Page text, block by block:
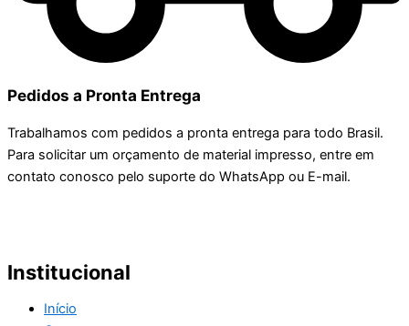
Pedidos a Pronta Entrega
Trabalhamos com pedidos a pronta entrega para todo Brasil.
Para solicitar um orçamento de material impresso, entre em
contato conosco pelo suporte do WhatsApp ou E-mail.
Institucional
Início